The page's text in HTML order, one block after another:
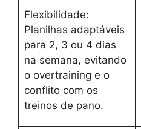
Flexibilidade:
Planilhas adaptáveis
para 2, 3 ou 4 dias
na semana, evitando
o overtraining e o
conflito com os
treinos de pano.